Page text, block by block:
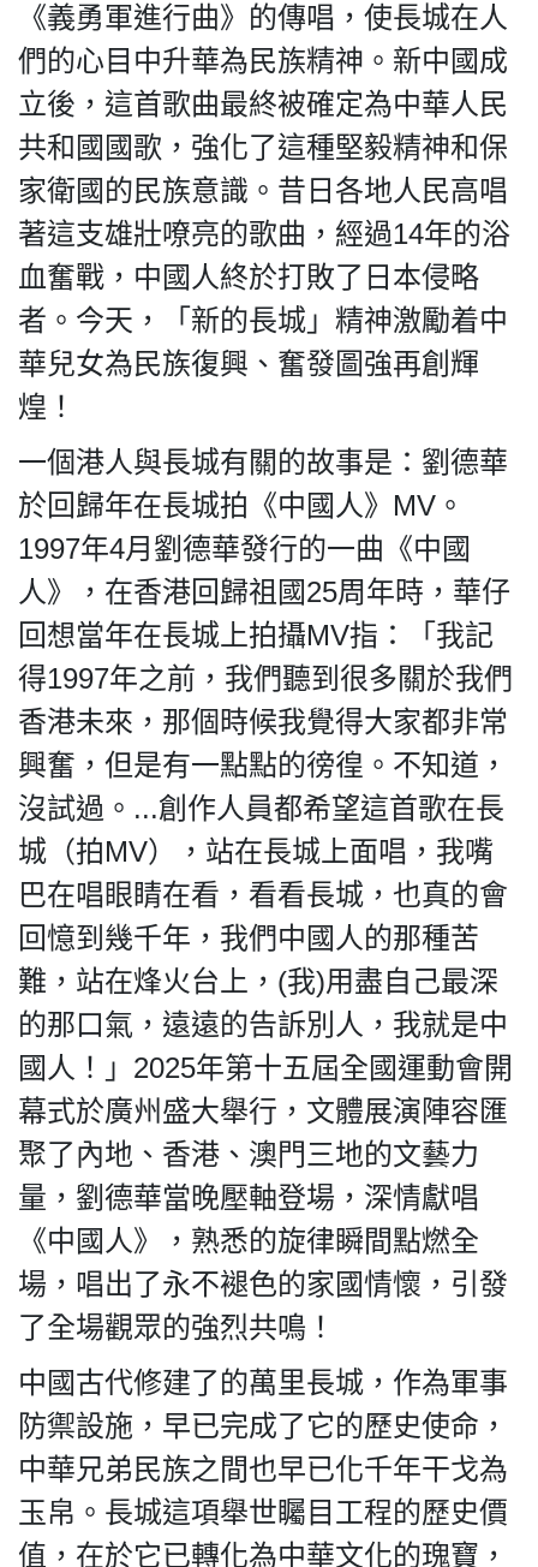
《義勇軍進行曲》的傳唱，使長城在人
們的心目中升華為民族精神。新中國成
立後，這首歌曲最終被確定為中華人民
共和國國歌，強化了這種堅毅精神和保
家衛國的民族意識。昔日各地人民高唱
著這支雄壯嘹亮的歌曲，經過14年的浴
血奮戰，中國人終於打敗了日本侵略
者。今天，「新的長城」精神激勵着中
華兒女為民族復興、奮發圖強再創輝
煌！
一個港人與長城有關的故事是：劉德華
於回歸年在長城拍《中國人》MV。
1997年4月劉德華發行的一曲《中國
人》，在香港回歸祖國25周年時，華仔
回想當年在長城上拍攝MV指：「我記
得1997年之前，我們聽到很多關於我們
香港未來，那個時候我覺得大家都非常
興奮，但是有一點點的徬徨。不知道，
沒試過。...創作人員都希望這首歌在長
城（拍MV），站在長城上面唱，我嘴
巴在唱眼睛在看，看看長城，也真的會
回憶到幾千年，我們中國人的那種苦
難，站在烽火台上，(我)用盡自己最深
的那口氣，遠遠的告訴別人，我就是中
國人！」2025年第十五屆全國運動會開
幕式於廣州盛大舉行，文體展演陣容匯
聚了內地、香港、澳門三地的文藝力
量，劉德華當晚壓軸登場，深情獻唱
《中國人》，熟悉的旋律瞬間點燃全
場，唱出了永不褪色的家國情懷，引發
了全場觀眾的強烈共鳴！
中國古代修建了的萬里長城，作為軍事
防禦設施，早已完成了它的歷史使命，
中華兄弟民族之間也早已化千年干戈為
玉帛。長城這項舉世矚目工程的歷史價
值，在於它已轉化為中華文化的瑰寶，